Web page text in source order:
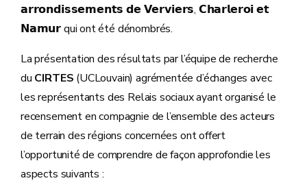
𝗮𝗿𝗿𝗼𝗻𝗱𝗶𝘀𝘀𝗲𝗺𝗲𝗻𝘁𝘀 𝗱𝗲 𝗩𝗲𝗿𝘃𝗶𝗲𝗿𝘀, 𝗖𝗵𝗮𝗿𝗹𝗲𝗿𝗼𝗶 𝗲𝘁
𝗡𝗮𝗺𝘂𝗿 qui ont été dénombrés.
La présentation des résultats par l’équipe de recherche
du CIRTES (UCLouvain) agrémentée d’échanges avec
les représentants des Relais sociaux ayant organisé le
recensement en compagnie de l’ensemble des acteurs
de terrain des régions concernées ont offert
l’opportunité de comprendre de façon approfondie les
aspects suivants :